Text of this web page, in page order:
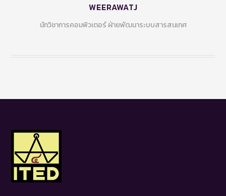
WEERAWATJ
นักวิชาการคอมพิวเตอร์ ฝ่ายพัฒนาระบบสารสนเทศ